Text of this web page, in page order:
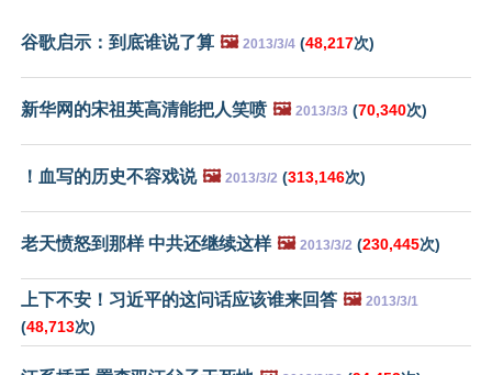
谷歌启示：到底谁说了算 🖼️ 2013/3/4 (48,217次)
新华网的宋祖英高清能把人笑喷 🖼️ 2013/3/3 (70,340次)
！血写的历史不容戏说 🖼️ 2013/3/2 (313,146次)
老天愤怒到那样 中共还继续这样 🖼️ 2013/3/2 (230,445次)
上下不安！习近平的这问话应该谁来回答 🖼️ 2013/3/1
(48,713次)